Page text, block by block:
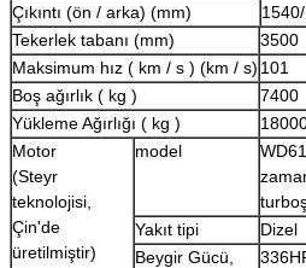
Çıkıntı (ön / arka) (mm)
Tekerlek tabanı (mm)
3500
Maksimum hız ( km / s ) (km / s) 101
Boş ağırlık ( kg )
7400
Yükleme Ağırlığı ( kg )
Motor
(Steyr
teknolojisi,
Çin'de
üretilmiştir)
model
Yakıt tipi
Dizel
Beygir Gücü,